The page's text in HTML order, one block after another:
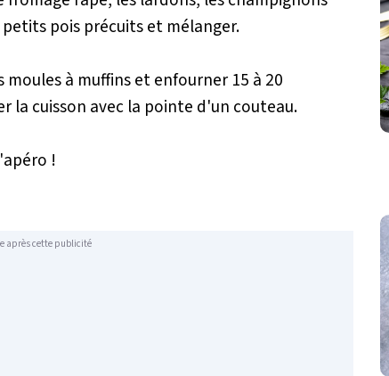
petits pois précuits et mélanger.
moules à muffins et enfourner 15 à 20
la cuisson avec la pointe d'un couteau.
!
après cette publicité